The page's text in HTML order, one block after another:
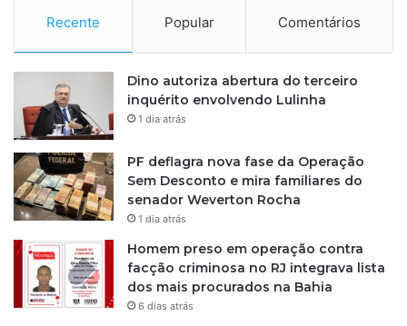
Recente Popular Comentários
Dino autoriza abertura do terceiro
inquérito envolvendo Lulinha
1 dia atrás
PF deflagra nova fase da Operação
Sem Desconto e mira familiares do
senador Weverton Rocha
1 dia atrás
Homem preso em operação contra
facção criminosa no RJ integrava lista
dos mais procurados na Bahia
6 dias atrás